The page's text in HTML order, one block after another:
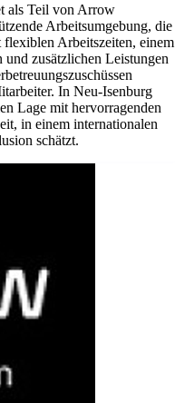
als Teil von Arrow
Arbeitsumgebung, die
Arbeitszeiten, einem
zusätzlichen Leistungen
In Neu-Isenburg
Lage mit hervorragenden
in einem internationalen
schätzt.